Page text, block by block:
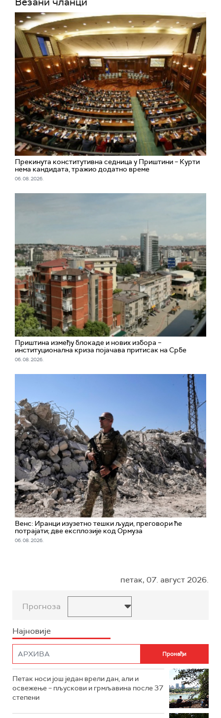
Прекинута конститутивна седница у Приштини – Курти
нема кандидата, тражио додатно време
06. 08. 2026.
Приштина између блокаде и нових избора –
институционална криза појачава притисак на Србе
06. 08. 2026.
Венс: Иранци изузетно тешки људи, преговори ће
потрајати; две експлозије код Ормуза
06. 08. 2026.
петак, 07. август 2026.
Прогноза
Најновије
Петак носи још један врели дан, али и
освежење – пљускови и грмљавина после 37
степени